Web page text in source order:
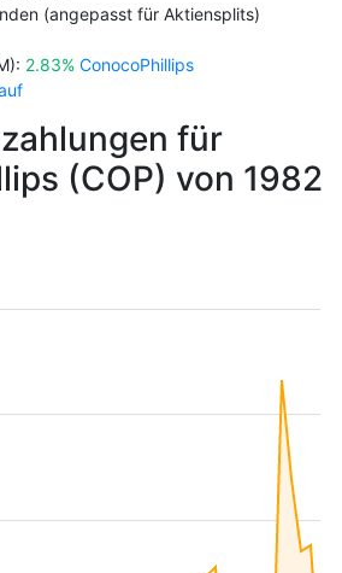
(angepasst für Aktiensplits)
2.83% ConocoPhillips
für
(COP) von 1982